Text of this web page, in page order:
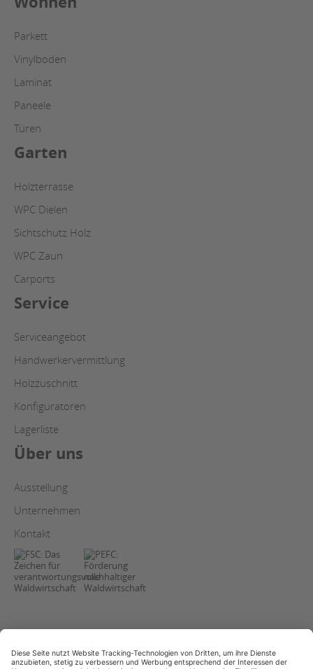
Parkett
Vinylboden
Laminat
Paneele
Türen
Garten
Holzterrasse
WPC Dielen
Sichtschutz Holz
WPC Zaun
Carports
Service
Serviceangebot
Handwerkervermittlung
Holzzuschnitt
Konfiguratoren
Lagerliste
Über uns
Ausstellung
Unternehmen
Kontakt